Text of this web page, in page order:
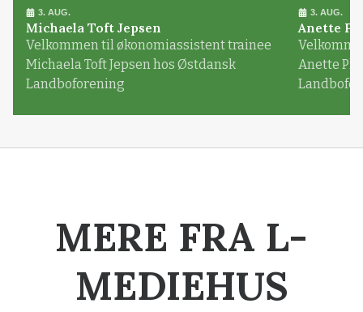
3. AUG.
Michaela Toft Jepsen
Velkommen til økonomiassistent trainee
Michaela Toft Jepsen hos Østdansk
Landboforening
3. AUG.
Anette
Anette
MERE FRA L-
MEDIEHUS